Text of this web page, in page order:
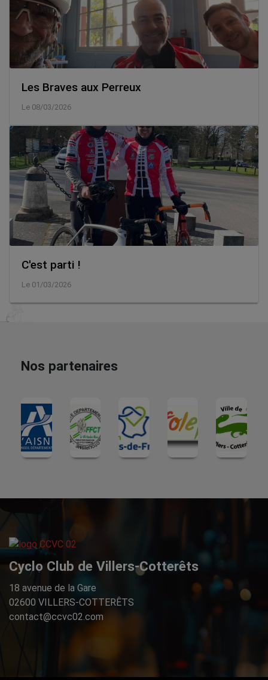
Les Braves aux Perreux
Le 08/03/2026
C'est parti !
Le 01/03/2026
Nos partenaires
Cyclo Club de Villers-Cotterêts
18 avenue de la Gare
02600 VILLERS-COTTERÊTS
contact@ccvc02.com